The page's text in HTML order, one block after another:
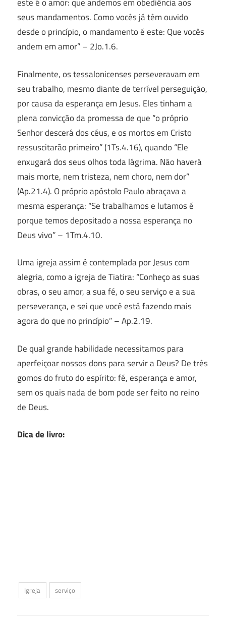
este é o amor: que andemos em obediência aos
seus mandamentos. Como vocês já têm ouvido
desde o princípio, o mandamento é este: Que vocês
andem em amor” – 2Jo.1.6.
Finalmente, os tessalonicenses perseveravam em
seu trabalho, mesmo diante de terrível perseguição,
por causa da esperança em Jesus. Eles tinham a
plena convicção da promessa de que “o próprio
Senhor descerá dos céus, e os mortos em Cristo
ressuscitarão primeiro” (1Ts.4.16), quando “Ele
enxugará dos seus olhos toda lágrima. Não haverá
mais morte, nem tristeza, nem choro, nem dor”
(Ap.21.4). O próprio apóstolo Paulo abraçava a
mesma esperança: “Se trabalhamos e lutamos é
porque temos depositado a nossa esperança no
Deus vivo” – 1Tm.4.10.
Uma igreja assim é contemplada por Jesus com
alegria, como a igreja de Tiatira: “Conheço as suas
obras, o seu amor, a sua fé, o seu serviço e a sua
perseverança, e sei que você está fazendo mais
agora do que no princípio” – Ap.2.19.
De qual grande habilidade necessitamos para
aperfeiçoar nossos dons para servir a Deus? De três
gomos do fruto do espírito: fé, esperança e amor,
sem os quais nada de bom pode ser feito no reino
de Deus.
Dica de livro:
Igreja serviço